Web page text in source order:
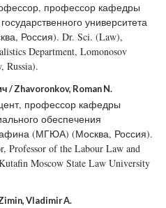
профессор кафедры
университета
Россия). Dr. Sci. (Law),
Department, Lomonosov
Russia).
Zhavoronkov, Roman N.
профессор кафедры
обеспечения
(МГЮА) (Москва, Россия).
Professor of the Labour Law and
Moscow State Law University
Vladimir A.